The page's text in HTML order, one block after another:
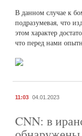
В данном случае к
подразумевая, что
этом характер
что перед нами
11:03 04.01.2023
CNN: в